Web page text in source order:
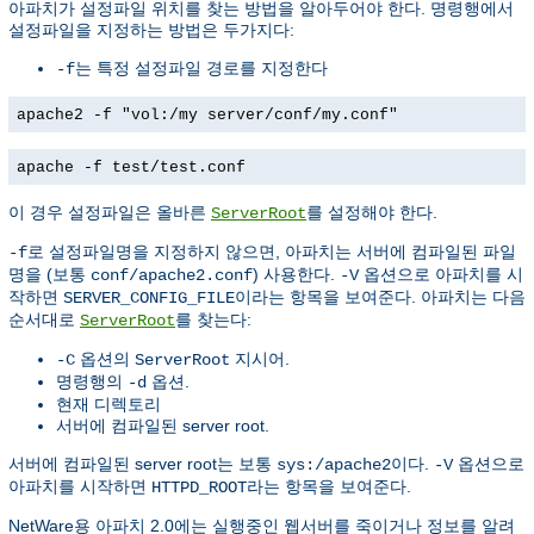
아파치가 설정파일 위치를 찾는 방법을 알아두어야 한다. 명령행에서
설정파일을 지정하는 방법은 두가지다:
-f는 특정 설정파일 경로를 지정한다
apache2 -f "vol:/my server/conf/my.conf"
apache -f test/test.conf
이 경우 설정파일은 올바른 ServerRoot를 설정해야 한다.
-f로 설정파일명을 지정하지 않으면, 아파치는 서버에 컴파일된 파일
명을 (보통 conf/apache2.conf) 사용한다. -V옵션으로 아파치를 시
작하면 SERVER_CONFIG_FILE이라는 항목을 보여준다. 아파치는 다음
순서대로 ServerRoot를 찾는다:
-C 옵션의 ServerRoot 지시어.
명령행의 -d 옵션.
현재 디렉토리
서버에 컴파일된 server root.
서버에 컴파일된 server root는 보통 sys:/apache2이다. -V옵션으로
아파치를 시작하면 HTTPD_ROOT라는 항목을 보여준다.
NetWare용 아파치 2.0에는 실행중인 웹서버를 죽이거나 정보를 알려